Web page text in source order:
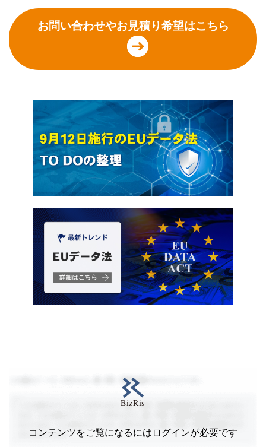
お問い合わせやお見積り希望はこちら
コンテンツをご覧になるにはログインが必要です